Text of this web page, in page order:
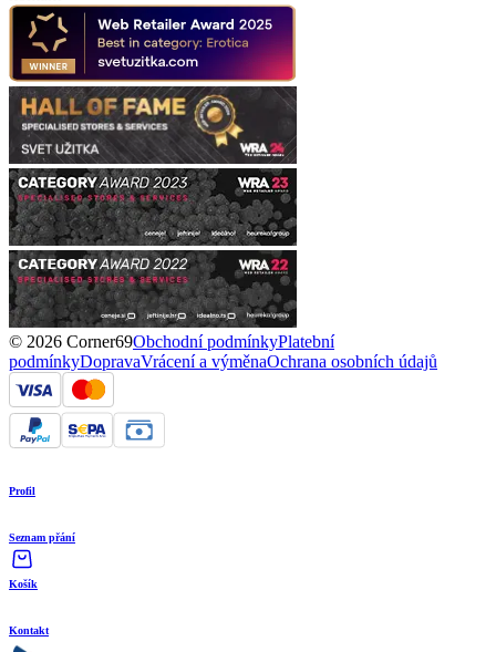
© 2026 Corner69Obchodní podmínkyPlatební
podmínkyDopravaVrácení a výměnaOchrana osobních údajů
Profil
Seznam přání
Košík
Kontakt